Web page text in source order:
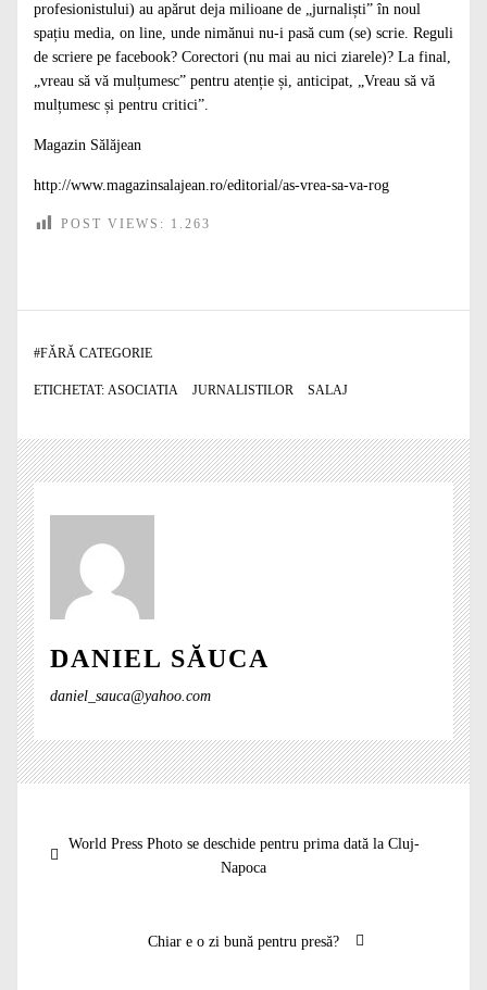
profesionistului) au apărut deja milioane de „jurnaliști” în noul
spațiu media, on line, unde nimănui nu-i pasă cum (se) scrie. Reguli
de scriere pe facebook? Corectori (nu mai au nici ziarele)? La final,
„vreau să vă mulțumesc” pentru atenție și, anticipat, „Vreau să vă
mulțumesc și pentru critici”.
Magazin Sălăjean
http://www.magazinsalajean.ro/editorial/as-vrea-sa-va-rog
POST VIEWS: 1.263
#FĂRĂ CATEGORIE
ETICHETAT: ASOCIATIA JURNALISTILOR SALAJ
DANIEL SĂUCA
daniel_sauca@yahoo.com
Articolul
World Press Photo se deschide pentru prima dată la Cluj-
Napoca
Articolul
Chiar e o zi bună pentru presă?